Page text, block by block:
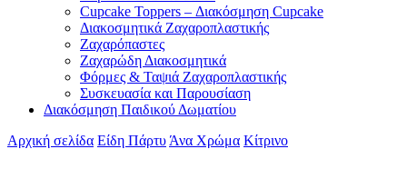
Cupcake Toppers – Διακόσμηση Cupcake
Διακοσμητικά Ζαχαροπλαστικής
Ζαχαρόπαστες
Ζαχαρώδη Διακοσμητικά
Φόρμες & Ταψιά Ζαχαροπλαστικής
Συσκευασία και Παρουσίαση
Διακόσμηση Παιδικού Δωματίου
Αρχική σελίδα Είδη Πάρτυ Άνα Χρώμα Κίτρινο